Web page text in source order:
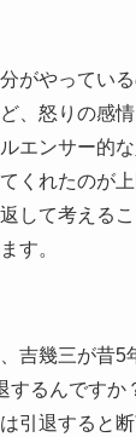
がやってい
、怒りの感
エンサー的
くれたのが上
して考える
す。
吉幾三が昔
するんです
引退すると断